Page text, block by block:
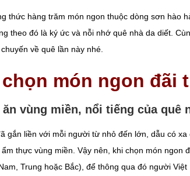
thức hàng trăm món ngon thuộc dòng sơn hào
theo đó là ký ức và nỗi nhớ quê nhà da diết.
về quê lần này nhé.
món ngon đãi
vùng miền, nổi tiếng của quê
gắn liền với mỗi người từ nhỏ đến lớn, dẫu có
thực vùng miền. Vậy nên, khi chọn món
Trung hoặc Bắc), để thông qua đó người